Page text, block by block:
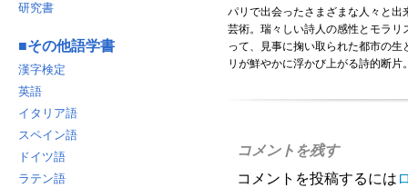
パリで出会ったさまざまな人々と出
芸術。瑞々しい詩人の感性とモラリ
って、見事に掬い取られた都市の生
リが鮮やかに浮かび上がる詩的断片
コメントを残す
コメントを投稿するには
研究書
■その他語学書
漢字検定
英語
イタリア語
スペイン語
ドイツ語
ラテン語